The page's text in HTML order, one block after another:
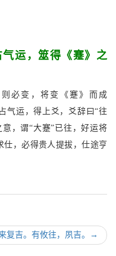
运，筮得《蹇》之
必变，将变《蹇》而成
气运，得上爻，爻辞曰“往
，谓“大蹇”已往，好运将
，必得贵人提拔，仕途亨
复吉。有攸往，夙吉。 →